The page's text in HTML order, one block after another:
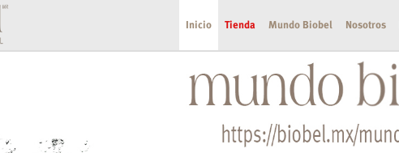
Inicio Tienda Mundo Biobel Nosotros